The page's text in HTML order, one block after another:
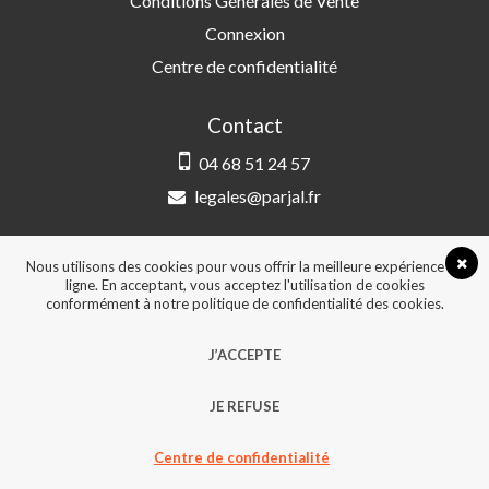
Connexion
Centre de confidentialité
Contact
04 68 51 24 57
legales@parjal.fr
3 Rue Saint-Amand, 66000 Perpignan
© 2026, Tous droits réservés - Design &
Nous utilisons des cookies pour vous offrir la meilleure expérience en
ligne. En acceptant, vous acceptez l'utilisation de cookies
conformément à notre politique de confidentialité des cookies.
J’ACCEPTE
JE REFUSE
Centre de confidentialité